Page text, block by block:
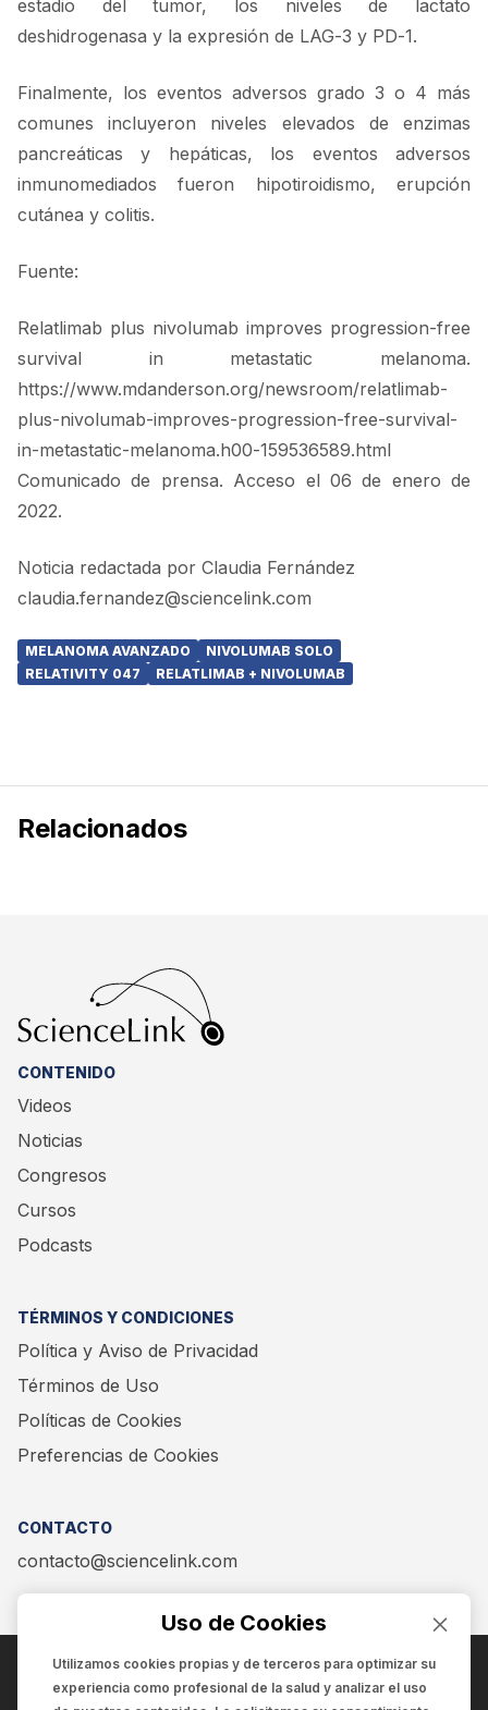
estadio del tumor, los niveles de lactato
deshidrogenasa y la expresión de LAG-3 y PD-1.
Finalmente, los eventos adversos grado 3 o 4 más
comunes incluyeron niveles elevados de enzimas
pancreáticas y hepáticas, los eventos adversos
inmunomediados fueron hipotiroidismo, erupción
cutánea y colitis.
Fuente:
Relatlimab plus nivolumab improves progression-free
survival in metastatic melanoma.
https://www.mdanderson.org/newsroom/relatlimab-
plus-nivolumab-improves-progression-free-survival-
in-metastatic-melanoma.h00-159536589.html
Comunicado de prensa. Acceso el 06 de enero de
2022.
Noticia redactada por Claudia Fernández
claudia.fernandez@sciencelink.com
MELANOMA AVANZADO
NIVOLUMAB SOLO
RELATIVITY 047
RELATLIMAB + NIVOLUMAB
Relacionados
CONTENIDO
Videos
Noticias
Congresos
Cursos
Podcasts
TÉRMINOS Y CONDICIONES
Política y Aviso de Privacidad
Términos de Uso
Políticas de Cookies
Preferencias de Cookies
CONTACTO
contacto@sciencelink.com
ENCUÉNTRANOS EN:
Uso de Cookies
Utilizamos cookies propias y de terceros para optimizar su
experiencia como profesional de la salud y analizar el uso